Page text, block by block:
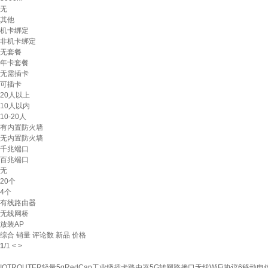
无
其他
机卡绑定
非机卡绑定
无套餐
年卡套餐
无需插卡
可插卡
20人以上
10人以内
10-20人
有内置防火墙
无内置防火墙
千兆端口
百兆端口
无
20个
4个
有线路由器
无线网桥
放装AP
综合 销量 评论数 新品 价格
1/1 < >